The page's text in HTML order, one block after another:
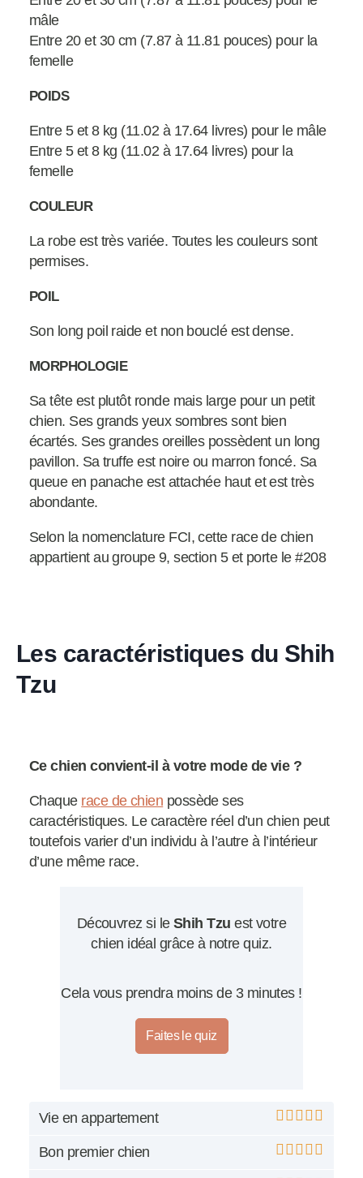
mâle
Entre 20 et 30 cm (7.87 à 11.81 pouces) pour la
femelle
POIDS
Entre 5 et 8 kg (11.02 à 17.64 livres) pour le mâle
Entre 5 et 8 kg (11.02 à 17.64 livres) pour la
femelle
COULEUR
La robe est très variée. Toutes les couleurs sont
permises.
POIL
Son long poil raide et non bouclé est dense.
MORPHOLOGIE
Sa tête est plutôt ronde mais large pour un petit
chien. Ses grands yeux sombres sont bien
écartés. Ses grandes oreilles possèdent un long
pavillon. Sa truffe est noire ou marron foncé. Sa
queue en panache est attachée haut et est très
abondante.
Selon la nomenclature FCI, cette race de chien
appartient au groupe 9, section 5 et porte le #208
Les caractéristiques du Shih
Tzu
Ce chien convient-il à votre mode de vie ?
Chaque race de chien possède ses
caractéristiques. Le caractère réel d’un chien peut
toutefois varier d’un individu à l’autre à l’intérieur
d’une même race.
Découvrez si leShih Tzu est votre
chien idéal grâce à notre quiz.
Cela vous prendra moins de 3 minutes !
Faites le quiz
Vie en appartement
Bon premier chien